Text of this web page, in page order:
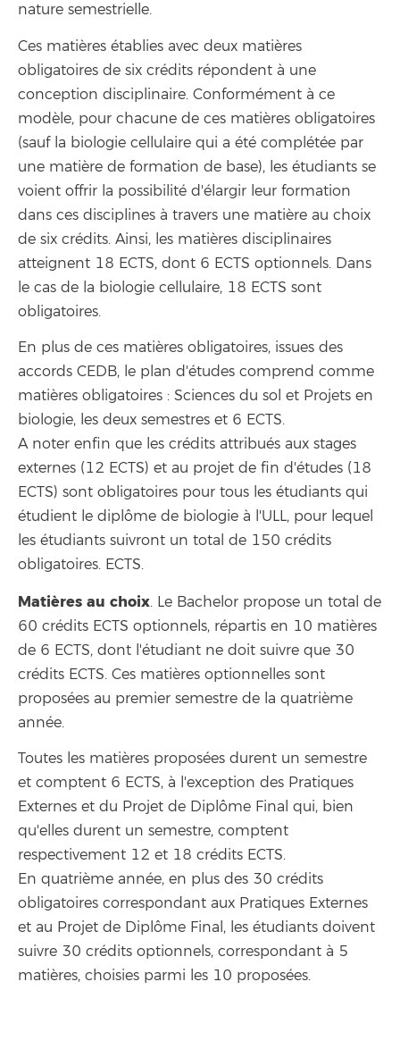
nature semestrielle.
Ces matières établies avec deux matières
obligatoires de six crédits répondent à une
conception disciplinaire. Conformément à ce
modèle, pour chacune de ces matières obligatoires
(sauf la biologie cellulaire qui a été complétée par
une matière de formation de base), les étudiants se
voient offrir la possibilité d'élargir leur formation
dans ces disciplines à travers une matière au choix
de six crédits. Ainsi, les matières disciplinaires
atteignent 18 ECTS, dont 6 ECTS optionnels. Dans
le cas de la biologie cellulaire, 18 ECTS sont
obligatoires.
En plus de ces matières obligatoires, issues des
accords CEDB, le plan d'études comprend comme
matières obligatoires : Sciences du sol et Projets en
biologie, les deux semestres et 6 ECTS.
A noter enfin que les crédits attribués aux stages
externes (12 ECTS) et au projet de fin d'études (18
ECTS) sont obligatoires pour tous les étudiants qui
étudient le diplôme de biologie à l'ULL, pour lequel
les étudiants suivront un total de 150 crédits
obligatoires. ECTS.
Matières au choix. Le Bachelor propose un total de
60 crédits ECTS optionnels, répartis en 10 matières
de 6 ECTS, dont l'étudiant ne doit suivre que 30
crédits ECTS. Ces matières optionnelles sont
proposées au premier semestre de la quatrième
année.
Toutes les matières proposées durent un semestre
et comptent 6 ECTS, à l'exception des Pratiques
Externes et du Projet de Diplôme Final qui, bien
qu'elles durent un semestre, comptent
respectivement 12 et 18 crédits ECTS.
En quatrième année, en plus des 30 crédits
obligatoires correspondant aux Pratiques Externes
et au Projet de Diplôme Final, les étudiants doivent
suivre 30 crédits optionnels, correspondant à 5
matières, choisies parmi les 10 proposées.